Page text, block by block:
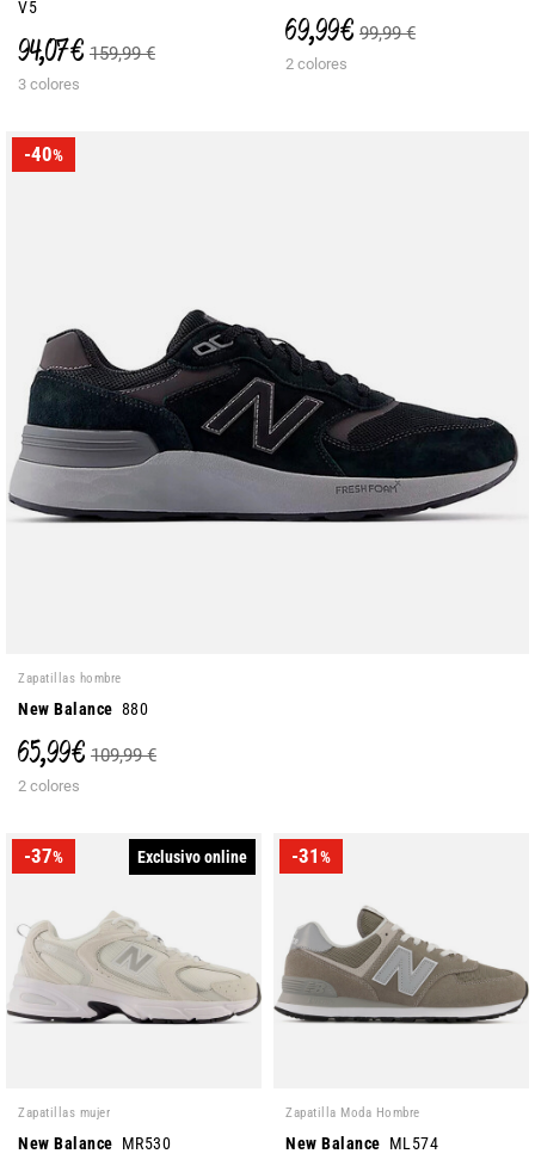
V5
94,07 € 159,99 €
3 colores
69,99 € 99,99 €
2 colores
-40%
Zapatillas hombre
New Balance 880
65,99 € 109,99 €
2 colores
-37% Exclusivo online
Zapatillas mujer
New Balance MR530
-31%
Zapatilla Moda Hombre
New Balance ML574